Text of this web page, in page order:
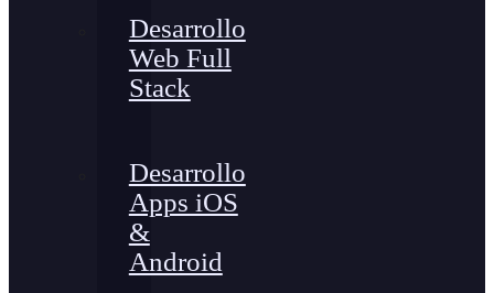
Desarrollo
Web Full
Stack
Desarrollo
Apps iOS
&
Android